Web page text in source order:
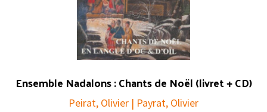
Ensemble Nadalons : Chants de Noël (livret + CD)
Peirat, Olivier | Payrat, Olivier